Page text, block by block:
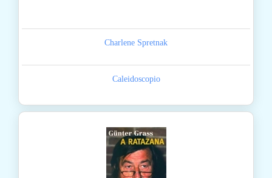
Charlene Spretnak
Caleidoscopio